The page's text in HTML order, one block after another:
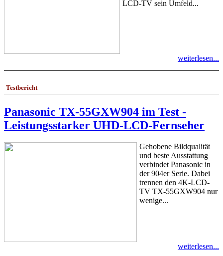
LCD-TV sein Umfeld...
weiterlesen...
Testbericht
Panasonic TX-55GXW904 im Test -
Leistungsstarker UHD-LCD-Fernseher
Gehobene Bildqualität
und beste Ausstattung
verbindet Panasonic in
der 904er Serie. Dabei
trennen den 4K-LCD-
TV TX-55GXW904 nur
wenige...
weiterlesen...